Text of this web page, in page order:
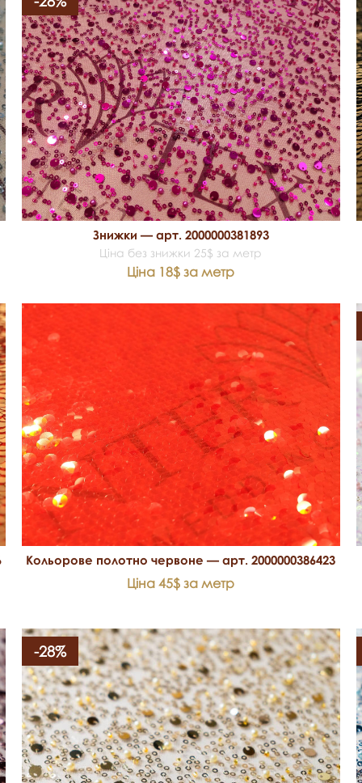
Знижки — арт. 2000000381893
Ціна без знижки 25$ за метр
Ціна 18$ за метр
Кольорове полотно червоне — арт. 2000000386423
Ціна 45$ за метр
-28%